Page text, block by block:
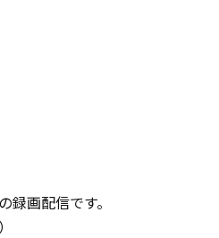
画配信です。